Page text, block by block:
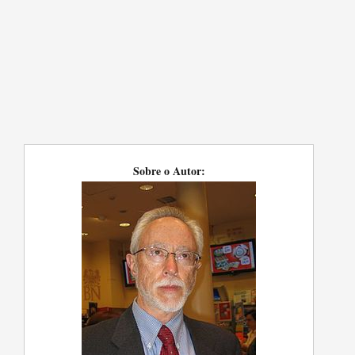
Sobre o Autor: